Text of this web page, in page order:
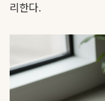
리한다.